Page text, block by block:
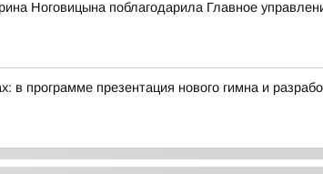
Ноговицына поблагодарила Главное
программе презентация нового гимна и